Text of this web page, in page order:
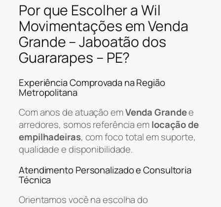
Por que Escolher a Wil
Movimentações em Venda
Grande – Jaboatão dos
Guararapes – PE?
Experiência Comprovada na Região
Metropolitana
Com anos de atuação emVenda Grandee
arredores, somos referência emlocação de
empilhadeiras, com foco total em suporte,
qualidade e disponibilidade.
Atendimento Personalizado e Consultoria
Técnica
Orientamos você na escolha do